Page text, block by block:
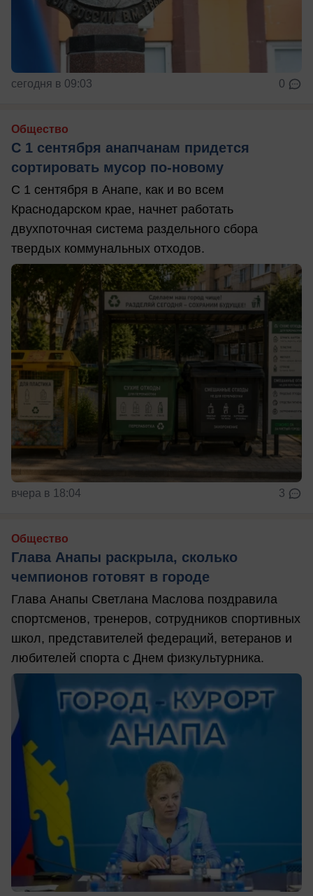
сегодня в 09:03 0
Общество
С 1 сентября анапчанам придется
сортировать мусор по-новому
С 1 сентября в Анапе, как и во всем
Краснодарском крае, начнет работать
двухпоточная система раздельного сбора
твердых коммунальных отходов.
вчера в 18:04 3
Общество
Глава Анапы раскрыла, сколько
чемпионов готовят в городе
Глава Анапы Светлана Маслова поздравила
спортсменов, тренеров, сотрудников спортивных
школ, представителей федераций, ветеранов и
любителей спорта с Днем физкультурника.